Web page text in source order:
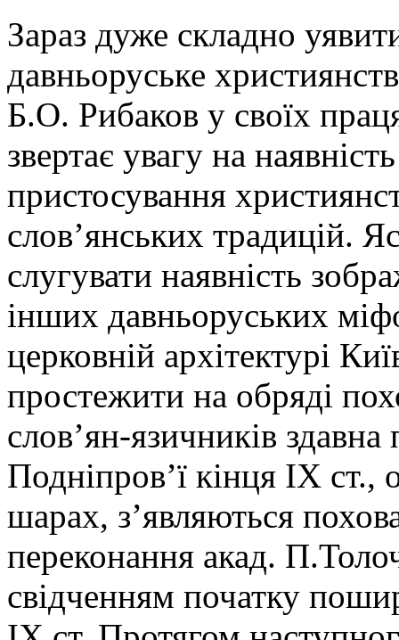
Зараз дуже складно
давньоруське
Б.О. Рибаков у своїх
звертає увагу на
пристосування
слов’янських традицій.
слугувати наявність
інших давньоруських
церковній архітектурі
простежити на обряді
слов’ян-язичників
Подніпров’ї кінця ІХ ст.,
шарах, з’являються
переконання акад.
свідченням початку